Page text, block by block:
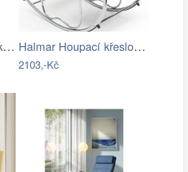
Houpací síť pro miminka La Siesta… Halmar Houpací křeslo Ben 2 - černé
2103,-Kč